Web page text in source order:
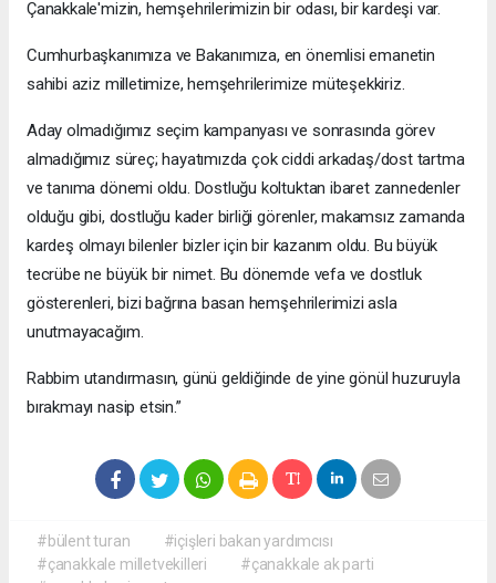
Çanakkale'mizin, hemşehrilerimizin bir odası, bir kardeşi var.
Cumhurbaşkanımıza ve Bakanımıza, en önemlisi emanetin
sahibi aziz milletimize, hemşehrilerimize müteşekkiriz.
Aday olmadığımız seçim kampanyası ve sonrasında görev
almadığımız süreç; hayatımızda çok ciddi arkadaş/dost tartma
ve tanıma dönemi oldu. Dostluğu koltuktan ibaret zannedenler
olduğu gibi, dostluğu kader birliği görenler, makamsız zamanda
kardeş olmayı bilenler bizler için bir kazanım oldu. Bu büyük
tecrübe ne büyük bir nimet. Bu dönemde vefa ve dostluk
gösterenleri, bizi bağrına basan hemşehrilerimizi asla
unutmayacağım.
Rabbim utandırmasın, günü geldiğinde de yine gönül huzuruyla
bırakmayı nasip etsin.”
#bülent turan
#içişleri bakan yardımcısı
#çanakkale milletvekilleri
#çanakkale ak parti